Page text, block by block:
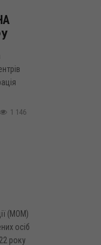
1 146
(МОМ)
осіб
року